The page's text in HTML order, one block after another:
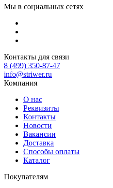
Мы в социальных сетях
Контакты для связи
8 (499) 350-87-47
info@striwer.ru
Компания
О нас
Реквизиты
Контакты
Новости
Вакансии
Доставка
Способы оплаты
Каталог
Покупателям